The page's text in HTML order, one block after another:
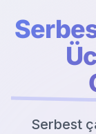
Serbest